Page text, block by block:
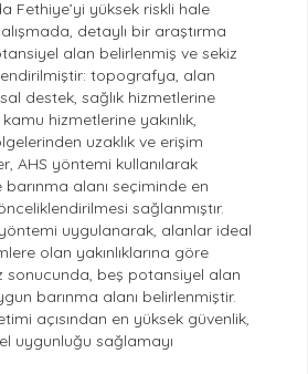
Fethiye’yi yüksek riskli hale
detaylı bir araştırma
alan belirlenmiş ve sekiz
topografya, alan
destek, sağlık hizmetlerine
hizmetlerine yakınlık,
uzaklık ve erişim
AHS yöntemi kullanılarak
barınma alanı seçiminde en
sağlanmıştır.
yöntemi uygulanarak, alanlar ideal
olan yakınlıklarına göre
sonucunda, beş potansiyel alan
barınma alanı belirlenmiştir.
açısından en yüksek güvenlik,
uygunluğu sağlamayı